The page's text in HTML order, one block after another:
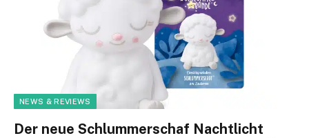
NEWS & REVIEWS
Der neue Schlummerschaf Nachtlicht